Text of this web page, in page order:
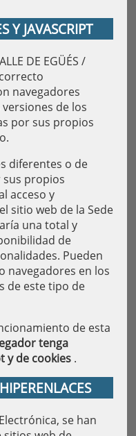
Y JAVASCRIPT
DE EGÜÉS /
navegadores
de los
por sus propios
diferentes o de
propios
acceso y
sitio web de la Sede
una total y
de
Pueden
navegadores en los
de este tipo de
de esta
tenga
y de cookies .
se han